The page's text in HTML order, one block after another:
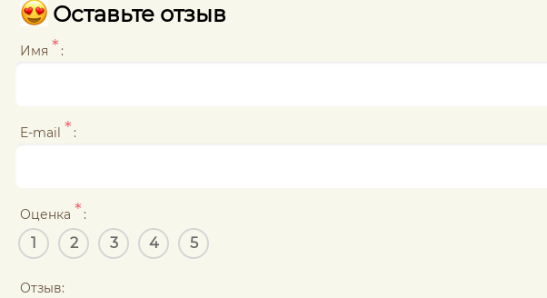
Оставьте отзыв
Имя * :
E-mail * :
Оценка * :
1 2 3 4 5
Отзыв: